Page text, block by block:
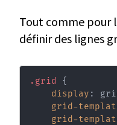
Tout comme pour
définir des lignes
.grid
{
display :
grid-
grid-